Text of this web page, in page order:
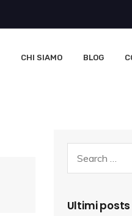
CHI SIAMO BLOG
Ultimi posts